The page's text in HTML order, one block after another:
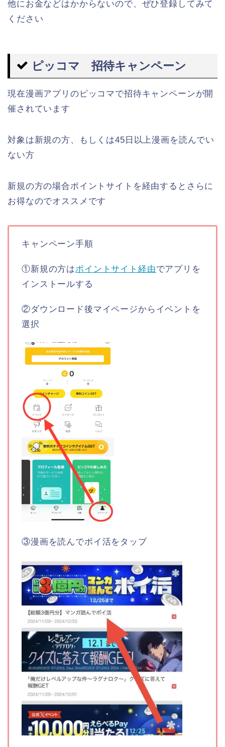
他にお金などはかからないので、ぜひ登録してみて
ください
ピッコマ 招待キャンペーン
現在漫画アプリのピッコマで招待キャンペーンが開
催されています
対象は新規の方、もしくは45日以上漫画を読んでい
ない方
新規の方の場合ポイントサイトを経由するとさらに
お得なのでオススメです
キャンペーン手順
①新規の方はポイントサイト経由でアプリを
インストールする
②ダウンロード後マイページからイベントを
選択
③漫画を読んでポイ活をタップ